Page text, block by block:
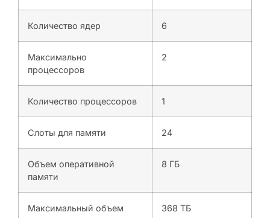
Количество ядер 6
Максимально
процессоров
2
Количество процессоров 1
Слоты для памяти 24
Объем оперативной
памяти
8 ГБ
Максимальный объем
368 ТБ